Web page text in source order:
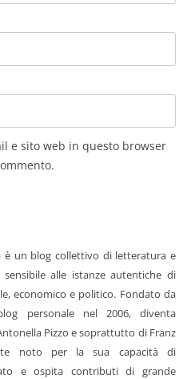
e sito web in questo browser
è un blog collettivo di letteratura e
alle istanze autentiche di
economico e politico. Fondato da
personale nel 2006, diventa
Pizzo e soprattutto di Franz
noto per la sua capacità di
e ospita contributi di grande